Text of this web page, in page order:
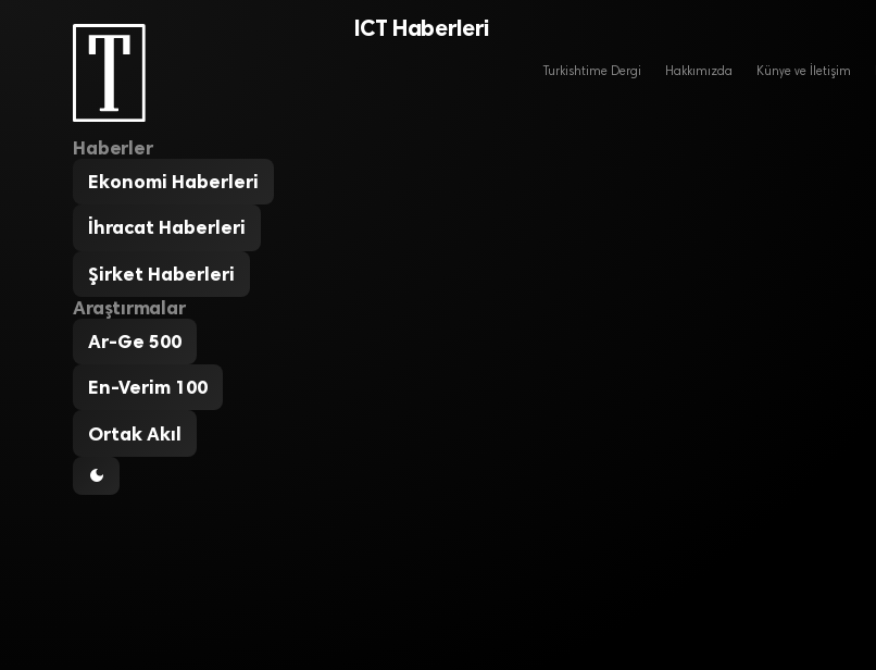
Haberler
Ekonomi Haberleri
İhracat Haberleri
Şirket Haberleri
Araştırmalar
Ar-Ge 500
En-Verim 100
Ortak Akıl
ICT Haberleri
Turkishtime Dergi Hakkımızda Künye ve İletişim